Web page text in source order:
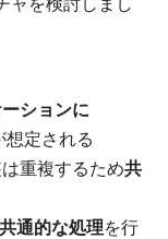
ションに
想定される
重複するため共
共通的な処理を行